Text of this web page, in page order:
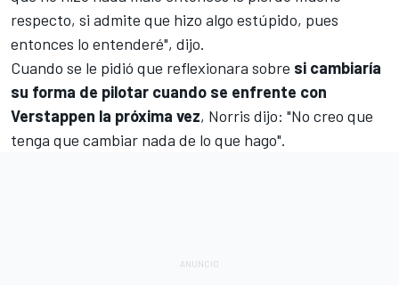
respecto, si admite que hizo algo estúpido, pues
entonces lo entenderé", dijo.
Cuando se le pidió que reflexionara sobre si cambiaría
su forma de pilotar cuando se enfrente con
Verstappen la próxima vez, Norris dijo: "No creo que
tenga que cambiar nada de lo que hago".